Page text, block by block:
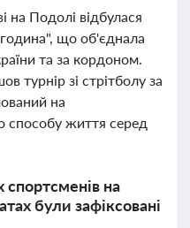
на Подолі відбулася
що об'єднала
та за кордоном.
турнір зі стрітболу за
на
способу життя серед
спортсменів на
були зафіксовані